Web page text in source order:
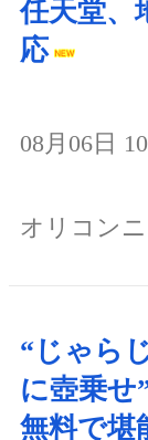
任天堂、
応
08月06日
オリコン
“じゃら
に壺乗
無料で堪